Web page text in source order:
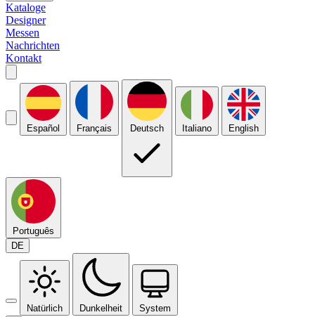
Kataloge
Designer
Messen
Nachrichten
Kontakt
Español Français Deutsch Italiano English
Português
DE
Natürlich Dunkelheit System